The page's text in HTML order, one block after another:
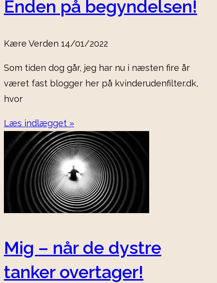
Enden på begyndelsen!
Kære Verden 14/01/2022
Som tiden dog går, jeg har nu i næsten fire år
været fast blogger her på kvinderudenfilter.dk,
hvor
Læs indlægget »
Mig – når de dystre
tanker overtager!